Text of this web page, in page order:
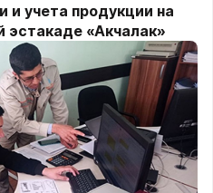
и учета продукции на
эстакаде «Акчалак»